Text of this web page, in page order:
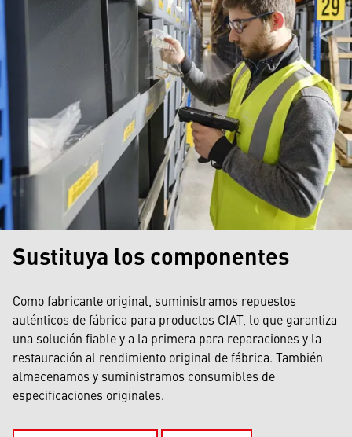
Sustituya los componentes
Como fabricante original, suministramos repuestos
auténticos de fábrica para productos CIAT, lo que garantiza
una solución fiable y a la primera para reparaciones y la
restauración al rendimiento original de fábrica. También
almacenamos y suministramos consumibles de
especificaciones originales.